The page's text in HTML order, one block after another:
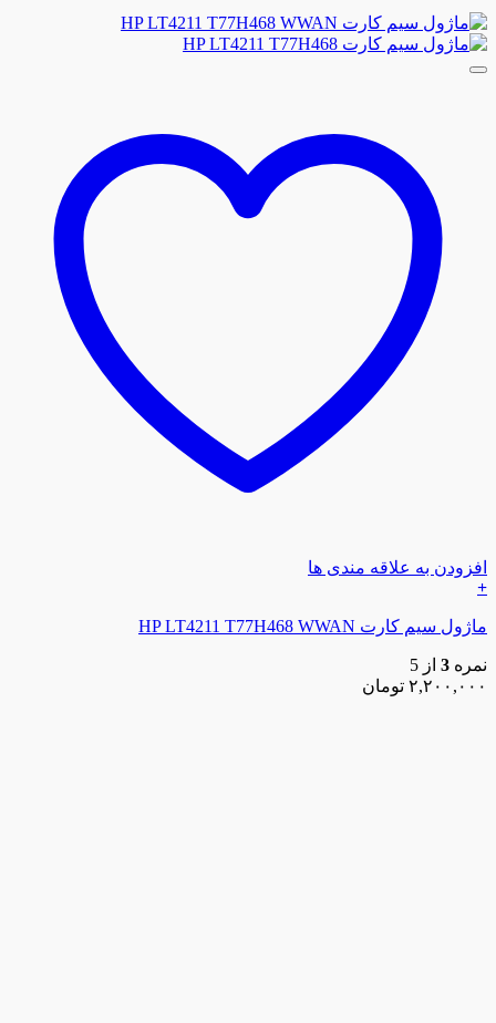
افزودن به علاقه مندی ها
+
ماژول سیم کارت HP LT4211 T77H468 WWAN
نمره 3 از 5
۲,۲۰۰,۰۰۰ تومان